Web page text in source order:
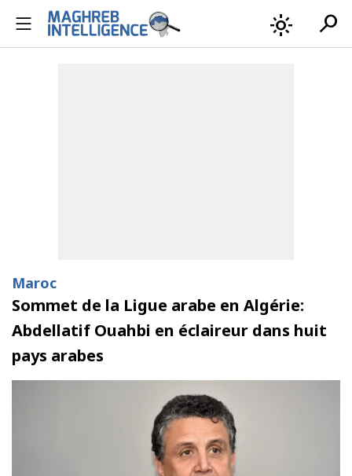
light_mode search
Maroc
Sommet de la Ligue arabe en Algérie:
Abdellatif Ouahbi en éclaireur dans huit
pays arabes